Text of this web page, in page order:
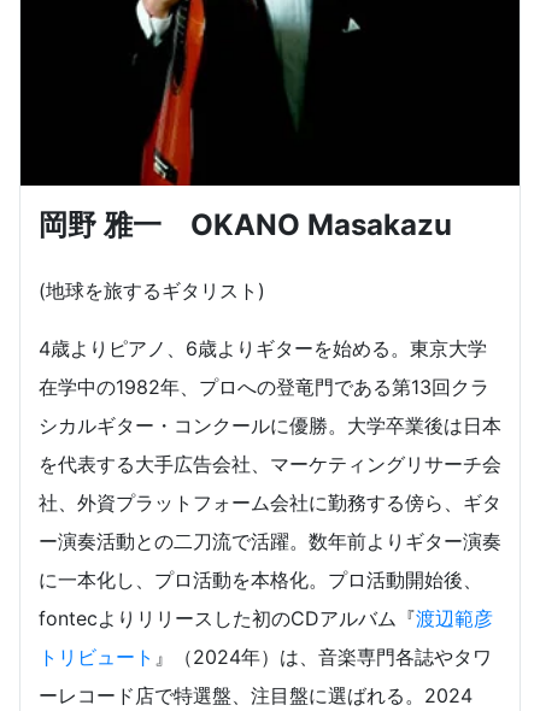
岡野 雅一 OKANO Masakazu
(地球を旅するギタリスト)
4歳よりピアノ、6歳よりギターを始める。東京大学
在学中の1982年、プロへの登竜門である第13回クラ
シカルギター・コンクールに優勝。大学卒業後は日本
を代表する大手広告会社、マーケティングリサーチ会
社、外資プラットフォーム会社に勤務する傍ら、ギタ
ー演奏活動との二刀流で活躍。数年前よりギター演奏
に一本化し、プロ活動を本格化。プロ活動開始後、
fontecよりリリースした初のCDアルバム『渡辺範彦
トリビュート 』（2024年）は、音楽専門各誌やタワ
ーレコード店で特選盤、注目盤に選ばれる。2024